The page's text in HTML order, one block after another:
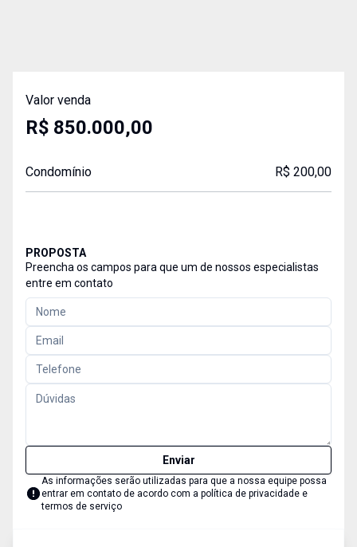
Valor venda
R$ 850.000,00
Condomínio R$ 200,00
PROPOSTA
Preencha os campos para que um de nossos especialistas
entre em contato
Enviar
As informações serão utilizadas para que a nossa equipe possa
entrar em contato de acordo com a política de privacidade e
termos de serviço